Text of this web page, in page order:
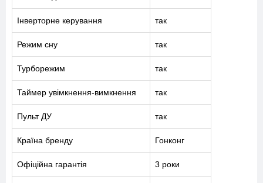
Інверторне керування так
Режим сну так
Турборежим так
Таймер увімкнення-вимкнення так
Пульт ДУ так
Країна бренду Гонконг
Офіційна гарантія 3 роки